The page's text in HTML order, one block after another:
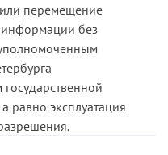
оценку
с ними
инстанции.
перемещение
без
равно эксплуатация